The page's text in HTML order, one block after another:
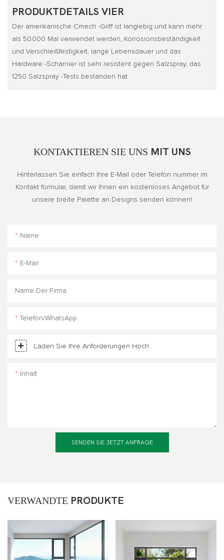
PRODUKTDETAILS VIER
Der amerikanische Cmech -Griff ist langlebig und kann mehr
als 50.000 Mal verwendet werden, Korrosionsbeständigkeit
und Verschleißfestigkeit, lange Lebensdauer und das
Hardware -Scharnier ist sehr resistent gegen Salzspray, das
1250 Salzspray -Tests bestanden hat
KONTAKTIEREN SIE UNS MIT UNS
Hinterlassen Sie einfach Ihre E-Mail oder Telefon nummer im
Kontakt formular, damit wir Ihnen ein kostenloses Angebot für
unsere breite Palette an Designs senden können!
Name
E-Mail
Name Der Firma
Telefon/WhatsApp
Laden Sie Ihre Anforderungen Hoch
Inhalt
SENDEN SIE JETZT ANFRAGE
VERWANDTE PRODUKTE